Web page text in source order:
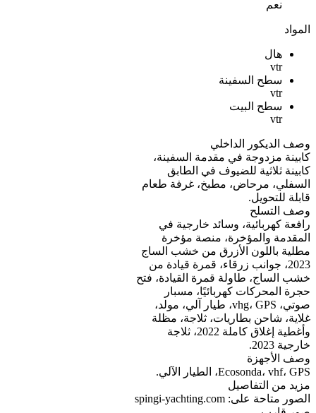
نعم
المواد
هال
vtr
سطح السفينة
vtr
سطح البيت
vtr
وصف الديكور الداخلي
كابينة مزدوجة في مقدمة السفينة،
كابينة ثلاثية للضيوف في الطابق
السفلي، مرحاض، مطبخ، غرفة طعام
قابلة للتحويل.
وصف التسلح
رافعة كهربائية، وسائد خارجية في
المقدمة والمؤخرة، منصة مؤخرة
مطلية باللون الأزرق من خشب الساج
2023، جوانب زرقاء، قمرة قيادة من
خشب الساج، طاولة قمرة القيادة، فتح
حجرة المحركات كهربائيًا، مسبار
صوتي، vhg، GPS، طيار آلي، مولد،
غلاية، شاحن بطاريات، ثلاجة، مظلة
وأغطية إغلاق كاملة 2022، ثلاجة
خارجية 2023.
وصف الأجهزة
Ecosonda، vhf، GPS، الطيار الآلي.
مزيد من التفاصيل
الصور متاحة على: spingi-yachting.com